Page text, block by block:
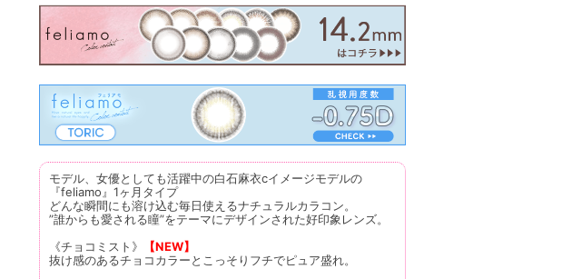
モデル、女優としても活躍中の白石麻衣cイメージモデルの
『feliamo』1ヶ月タイプ
どんな瞬間にも溶け込む毎日使えるナチュラルカラコン。
”誰からも愛される瞳”をテーマにデザインされた好印象レンズ。
《チョコミスト》
【NEW】
抜け感のあるチョコカラーとこっそりフチでピュア盛れ。